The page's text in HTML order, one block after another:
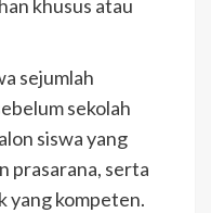
khusus atau
sejumlah
sekolah
siswa yang
prasarana, serta
yang kompeten.